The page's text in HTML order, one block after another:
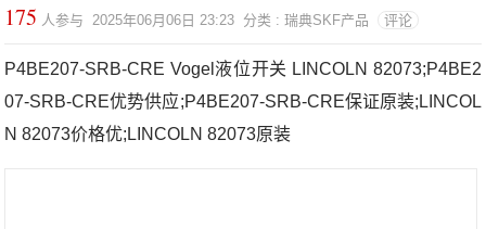
175 人参与 2025年06月06日 23:23 分类 : 瑞典SKF产品 评论
P4BE207-SRB-CRE Vogel液位开关 LINCOLN 82073;P4BE2
07-SRB-CRE优势供应;P4BE207-SRB-CRE保证原装;LINCOL
N 82073价格优;LINCOLN 82073原装